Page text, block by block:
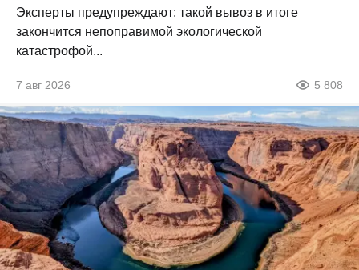
Эксперты предупреждают: такой вывоз в итоге
закончится непоправимой экологической
катастрофой...
7 авг 2026 5 808